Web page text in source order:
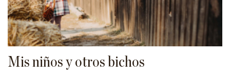
Mis niños y otros bichos